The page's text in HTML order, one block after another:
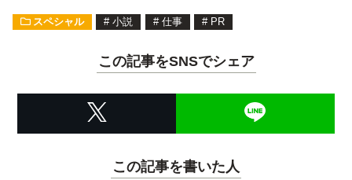
スペシャル # 小説 # 仕事 # PR
この記事をSNSでシェア
この記事を書いた人